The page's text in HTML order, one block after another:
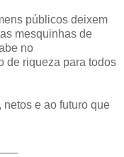
públicos deixem
mesquinhas de
no
de riqueza para todos
e ao futuro que